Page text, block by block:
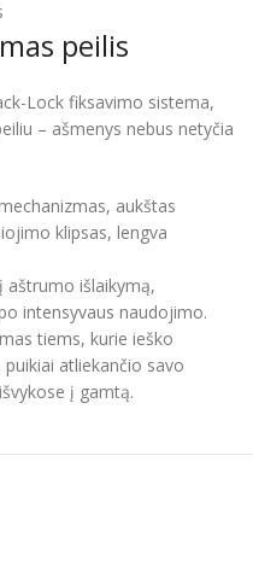
peilis
Lock fiksavimo sistema,
– ašmenys nebus netyčia
aukštas
klipsas, lengva
aštrumo išlaikymą,
intensyvaus naudojimo.
tiems, kurie ieško
atliekančio savo
į gamtą.